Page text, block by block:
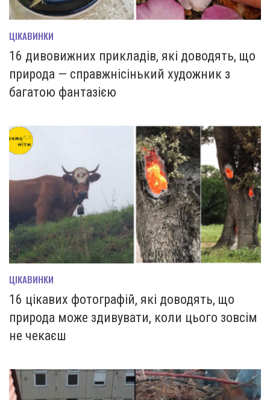
ЦІКАВИНКИ
16 дивовижних прикладів, які доводять, що
природа — справжнісінький художник з
багатою фантазією
ЦІКАВИНКИ
16 цікавих фотографій, які доводять, що
природа може здивувати, коли цього зовсім
не чекаєш